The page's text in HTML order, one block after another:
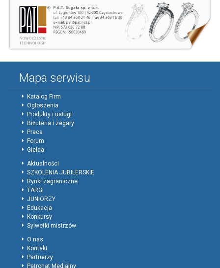
Mapa serwisu
Katalog Firm
Ogłoszenia
Produkty i usługi
Biżuteria i zegary
Praca
Forum
Giełda
Aktualności
SZKOLENIA JUBILERSKIE
Rynki zagraniczne
TARGI
JUNIORZY
Edukacja
Konkursy
Sylwetki mistrzów
O nas
Kontakt
Partnerzy
Patronat Medialny